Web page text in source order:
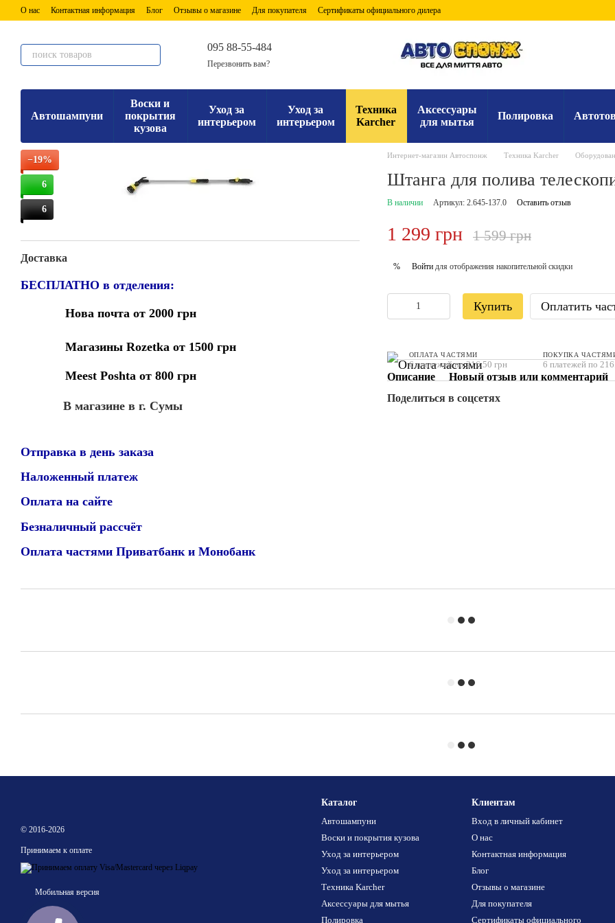
Перейти к основному контенту
О нас Контактная информация Блог Отзывы о магазине Для покупателя Сертификаты официального дилера
095 88-55-484
Перезвонить вам?
Автошампуни
Воски и
покрытия
кузова
Уход за
интерьером
Уход за
интерьером
Техника
Karcher
Аксессуары
для мытья
Полировка
−19%
6
6
Доставка
БЕСПЛАТНО в отделения:
Нова почта от 2000 грн
Магазины Rozetka от 1500 грн
Meest Poshta от 800 грн
В магазине в г. Сумы
Отправка в день заказа
Наложенный платеж
Оплата на сайте
Безналичный рассчёт
Оплата частями Приватбанк и Монобанк
Интернет-магазин Автоспонж Техника Karcher
Штанга для полива
В наличии Артикул: 2.645-137.0 Оставить отзыв
1 299 грн 1 599 грн
% Войтидля отображения накопительной скидки
Купить Оплатить
ОПЛАТА ЧАСТЯМИ
6 платежей по 216.50 грн
ПОКУПКА
6 платежей по
Описание
Новый отзыв или комментарий
Поделиться в соцсетях
© 2016-2026
Принимаем к оплате
Мобильная версия
Каталог
Автошампуни
Воски и покрытия кузова
Уход за интерьером
Уход за интерьером
Техника Karcher
Аксессуары для мытья
Полировка
Клиентам
Вход в личный кабинет
О нас
Контактная информация
Блог
Отзывы о магазине
Для покупателя
Сертификаты официального